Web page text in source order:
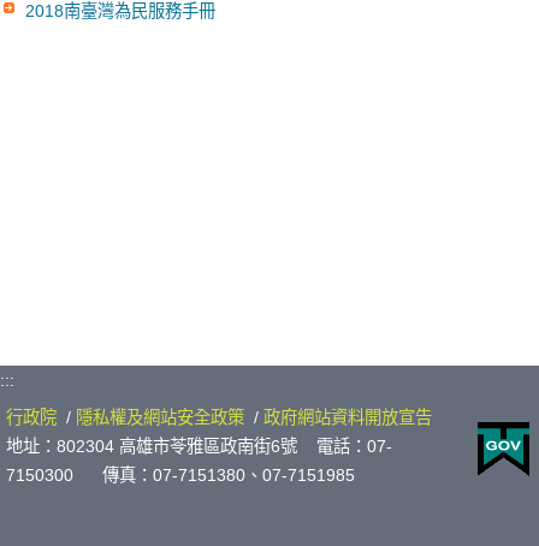
2018南臺灣為民服務手冊
:::
行政院 / 隱私權及網站安全政策 / 政府網站資料開放宣告
地址：802304 高雄市苓雅區政南街6號 電話：07-
7150300 傳真：07-7151380、07-7151985